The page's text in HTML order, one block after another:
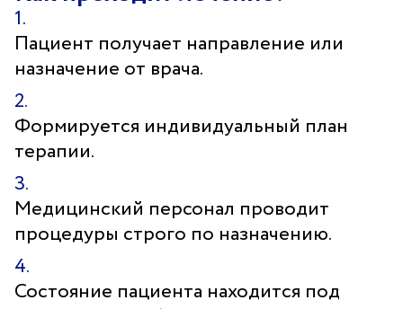
Пациент получает направление или
назначение от врача.
Формируется индивидуальный план
терапии.
Медицинский персонал проводит
процедуры строго по назначению.
Состояние пациента находится под